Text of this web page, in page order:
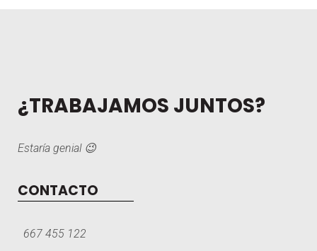
¿TRABAJAMOS JUNTOS?
Estaría genial 😉
CONTACTO
667 455 122